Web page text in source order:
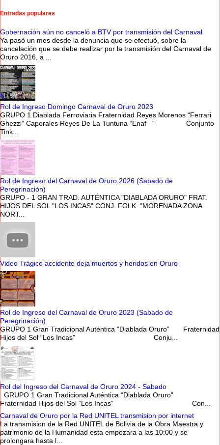
Entradas populares
Gobernación aún no canceló a BTV por transmisión del Carnaval
Ya pasó un mes desde la denuncia que se efectuó, sobre la
cancelación que se debe realizar por la transmisión del Carnaval de
Oruro 2016, a ...
Rol de Ingreso Domingo Carnaval de Oruro 2023
GRUPO 1 Diablada Ferroviaria Fraternidad Reyes Morenos “Ferrari
Ghezzi” Caporales Reyes De La Tuntuna “Enaf ” Conjunto
Tink...
Rol de Ingreso del Carnaval de Oruro 2026 (Sabado de
Peregrinación)
GRUPO - 1 GRAN TRAD. AUTÉNTICA "DIABLADA ORURO" FRAT.
HIJOS DEL SOL "LOS INCAS" CONJ. FOLK. "MORENADA ZONA
NORT...
Video Trágico accidente deja muertos y heridos en Oruro
Rol de Ingreso del Carnaval de Oruro 2023 (Sabado de
Peregrinación)
GRUPO 1 Gran Tradicional Auténtica “Diablada Oruro” Fraternidad
Hijos del Sol “Los Incas” Conju...
Rol del Ingreso del Carnaval de Oruro 2024 - Sabado
GRUPO 1 Gran Tradicional Auténtica “Diablada Oruro”
Fraternidad Hijos del Sol “Los Incas” Con...
Carnaval de Oruro por la Red UNITEL transmision por internet
La transmision de la Red UNITEL de Bolivia de la Obra Maestra y
patrimonio de la Humanidad esta empezara a las 10:00 y se
prolongara hasta l...